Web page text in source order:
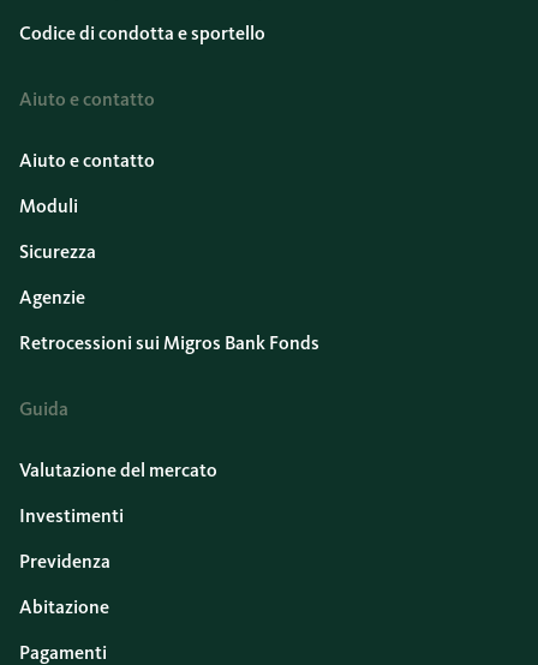
Codice di condotta e sportello
Aiuto e contatto
Aiuto e contatto
Moduli
Sicurezza
Agenzie
Retrocessioni sui Migros Bank Fonds
Guida
Valutazione del mercato
Investimenti
Previdenza
Abitazione
Pagamenti